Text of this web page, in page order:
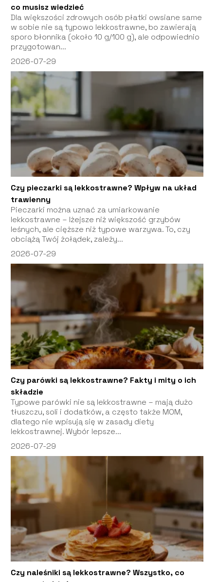
co musisz wiedzieć
Dla większości zdrowych osób płatki owsiane same
w sobie nie są typowo lekkostrawne, bo zawierają
sporo błonnika (około 10 g/100 g), ale odpowiednio
przygotowan...
2026-07-29
Czy pieczarki są lekkostrawne? Wpływ na układ
trawienny
Pieczarki można uznać za umiarkowanie
lekkostrawne – lżejsze niż większość grzybów
leśnych, ale cięższe niż typowe warzywa. To, czy
obciążą Twój żołądek, zależy...
2026-07-29
Czy parówki są lekkostrawne? Fakty i mity o ich
składzie
Typowe parówki nie są lekkostrawne – mają dużo
tłuszczu, soli i dodatków, a często także MOM,
dlatego nie wpisują się w zasady diety
lekkostrawnej. Wybór lepsze...
2026-07-29
Czy naleśniki są lekkostrawne? Wszystko, co